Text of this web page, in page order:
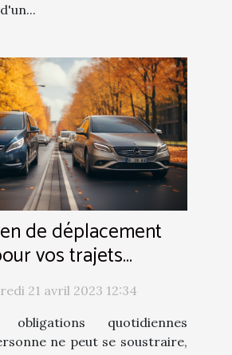
de déplacement
vos trajets
? 21 avril 2023 12:34
quotidiennes
ne peut se soustraire,